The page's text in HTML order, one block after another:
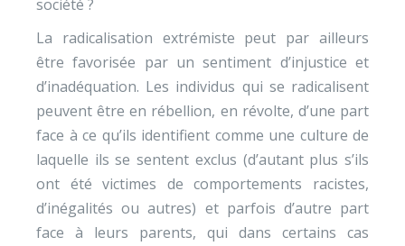
société ?
La radicalisation extrémiste peut par ailleurs
être favorisée par un sentiment d’injustice et
d’inadéquation. Les individus qui se radicalisent
peuvent être en rébellion, en révolte, d’une part
face à ce qu’ils identifient comme une culture de
laquelle ils se sentent exclus (d’autant plus s’ils
ont été victimes de comportements racistes,
d’inégalités ou autres) et parfois d’autre part
face à leurs parents, qui dans certains cas